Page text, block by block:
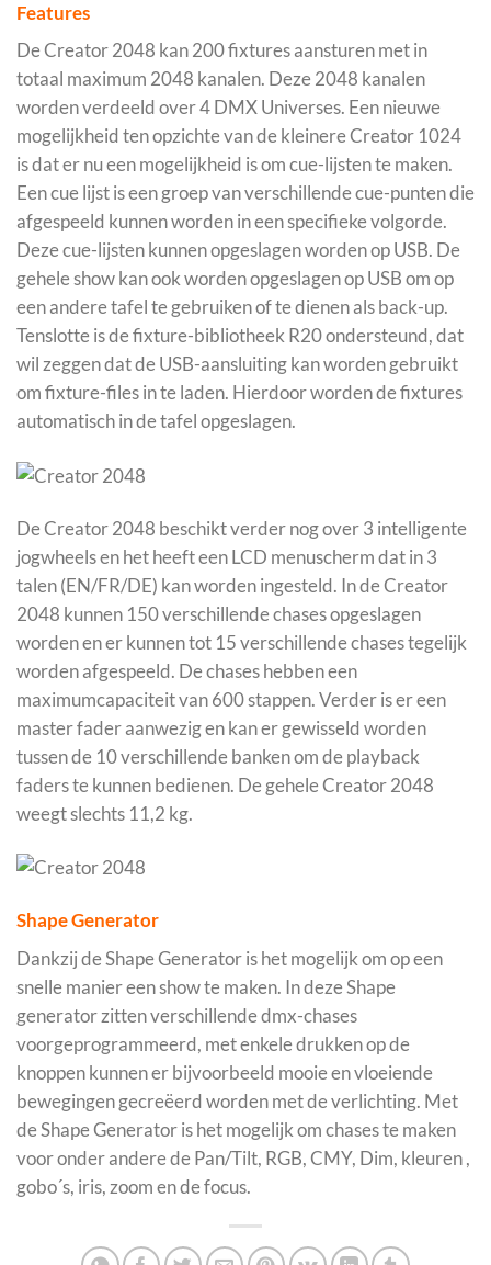
Features
De Creator 2048 kan 200 fixtures aansturen met in
totaal maximum 2048 kanalen. Deze 2048 kanalen
worden verdeeld over 4 DMX Universes. Een nieuwe
mogelijkheid ten opzichte van de kleinere Creator 1024
is dat er nu een mogelijkheid is om cue-lijsten te maken.
Een cue lijst is een groep van verschillende cue-punten die
afgespeeld kunnen worden in een specifieke volgorde.
Deze cue-lijsten kunnen opgeslagen worden op USB. De
gehele show kan ook worden opgeslagen op USB om op
een andere tafel te gebruiken of te dienen als back-up.
Tenslotte is de fixture-bibliotheek R20 ondersteund, dat
wil zeggen dat de USB-aansluiting kan worden gebruikt
om fixture-files in te laden. Hierdoor worden de fixtures
automatisch in de tafel opgeslagen.
De Creator 2048 beschikt verder nog over 3 intelligente
jogwheels en het heeft een LCD menuscherm dat in 3
talen (EN/FR/DE) kan worden ingesteld. In de Creator
2048 kunnen 150 verschillende chases opgeslagen
worden en er kunnen tot 15 verschillende chases tegelijk
worden afgespeeld. De chases hebben een
maximumcapaciteit van 600 stappen. Verder is er een
master fader aanwezig en kan er gewisseld worden
tussen de 10 verschillende banken om de playback
faders te kunnen bedienen. De gehele Creator 2048
weegt slechts 11,2 kg.
Shape Generator
Dankzij de Shape Generator is het mogelijk om op een
snelle manier een show te maken. In deze Shape
generator zitten verschillende dmx-chases
voorgeprogrammeerd, met enkele drukken op de
knoppen kunnen er bijvoorbeeld mooie en vloeiende
bewegingen gecreëerd worden met de verlichting. Met
de Shape Generator is het mogelijk om chases te maken
voor onder andere de Pan/Tilt, RGB, CMY, Dim, kleuren ,
gobo´s, iris, zoom en de focus.